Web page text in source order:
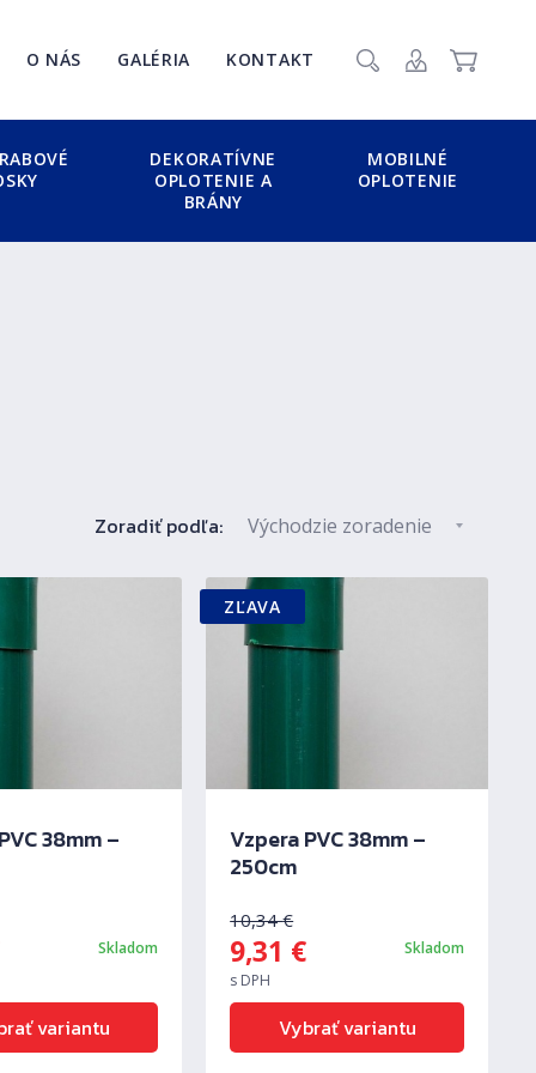
O NÁS GALÉRIA KONTAKT VyhľadaťPrihlásenie /
Košík
DEKORATÍVNE
OPLOTENIE A
BRÁNY
MOBILNÉ
OPLOTENIE
Zoradiť podľa:
38mm –
Skladom
variantu
Vzpera PVC 38mm –
250cm
10,34€
9,31 €
s DPH
Skladom
Vybrať variantu
ZĽAVA